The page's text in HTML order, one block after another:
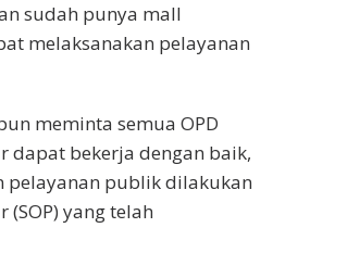
sudah punya mall
melaksanakan pelayanan
meminta semua OPD
dapat bekerja dengan baik,
pelayanan publik dilakukan
yang telah